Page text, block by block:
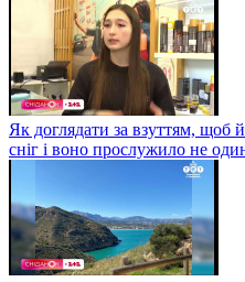
Як доглядати за взуттям, щоб
сніг і воно прослужило не